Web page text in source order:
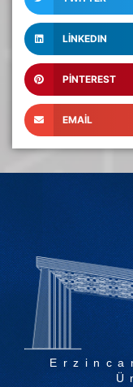
LINKEDIN
PINTEREST
EMAIL